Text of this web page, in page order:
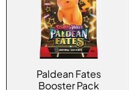
Paldean Fates
Booster Pack